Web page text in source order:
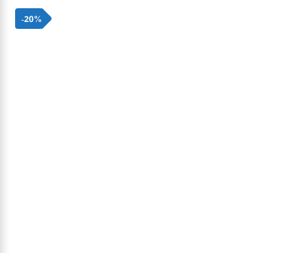
Ajouter à la liste d’envies
-20%